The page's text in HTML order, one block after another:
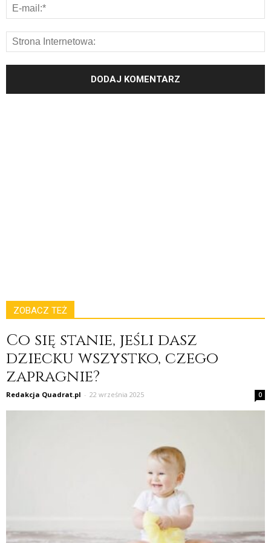
ZOBACZ TEŻ
Co się stanie, jeśli dasz
dziecku wszystko, czego
zapragnie?
Redakcja Quadrat.pl - 22 września 2025 0